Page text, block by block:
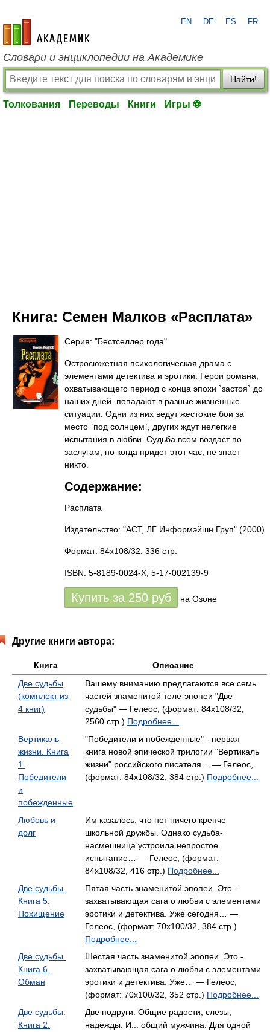
academic.ru
EN DE ES FR
Словари и энциклопедии на Академике
Найти!
Толкования Переводы Книги Игры ⚽
Книга: Семен Малков «Расплата»
Серия: "Бестселлер года"
Остросюжетная психологическая драма с
элементами детектива и эротики. Герои романа,
охватывающего период с конца эпохи `застоя` до
наших дней, попадают в разные жизненные
ситуации. Одни из них ведут жестокие бои за
место `под солнцем`, других ждут нелегкие
испытания в любви. Судьба всем воздаст по
заслугам, но когда придет этот час, не знает
никто.
Содержание:
Расплата
Издательство: "АСТ, ЛГ Информэйшн Груп" (2000)
Формат: 84x108/32, 336 стр.
ISBN: 5-8189-0024-X, 5-17-002139-9
Купить за 250 руб на Озоне
Другие книги автора:
Книга
Описание
Две судьбы
(комплект из
4 книг)
Вашему вниманию предлагаются все семь
частей знаменитой теле-эпопеи "Две
судьбы" — Гелеос, (формат: 84x108/32,
2560 стр.) Подробнее...
Вертикаль
жизни. Книга
1.
Победители
и
побежденные
"Победители и побежденные" - первая
книга новой эпической трилогии "Вертикаль
жизни" российского писателя… — Гелеос,
(формат: 84x108/32, 384 стр.) Подробнее...
Любовь и
долг
Им казалось, что нет ничего крепче
школьной дружбы. Однако судьба-
насмешница устроила непростое
испытание… — Гелеос, (формат:
84x108/32, 416 стр.) Подробнее...
Две судьбы.
Книга 5.
Похищение
Пятая часть знаменитой эпопеи. Это -
захватывающая сага о любви с элементами
эротики и детектива. Уже сегодня… —
Гелеос, (формат: 70x100/32, 384 стр.)
Подробнее...
Две судьбы.
Книга 6.
Обман
Шестая часть знаменитой эпопеи. Это -
захватывающая сага о любви с элементами
эротики и детектива. Уже… — Гелеос,
(формат: 70x100/32, 352 стр.) Подробнее...
Две судьбы.
Книга 2.
Две подруги. Общие радости, слезы,
надежды. И... общий мужчина. Для одной